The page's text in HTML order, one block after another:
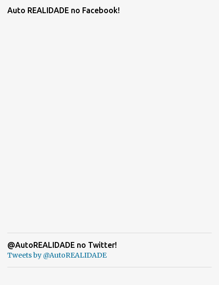
Auto REALIDADE no Facebook!
@AutoREALIDADE no Twitter!
Tweets by @AutoREALIDADE